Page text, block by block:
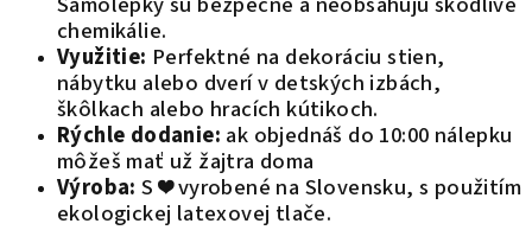
chemikálie.
Využitie: Perfektné na dekoráciu stien,
nábytku alebo dverí v detských izbách,
škôlkach alebo hracích kútikoch.
Rýchle dodanie: ak objednáš do 10:00 nálepku
môžeš mať už žajtra doma
Výroba: S ❤️ vyrobené na Slovensku, s použitím
ekologickej latexovej tlače.